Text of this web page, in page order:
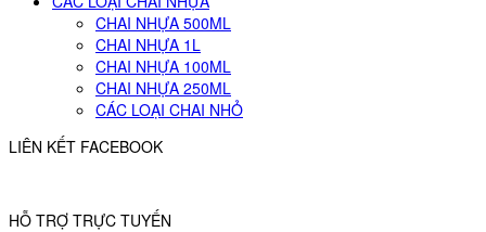
CHAI NHỰA 500ML
CHAI NHỰA 1L
CHAI NHỰA 100ML
CHAI NHỰA 250ML
CÁC LOẠI CHAI NHỎ
LIÊN KẾT FACEBOOK
HỖ TRỢ TRỰC TUYẾN